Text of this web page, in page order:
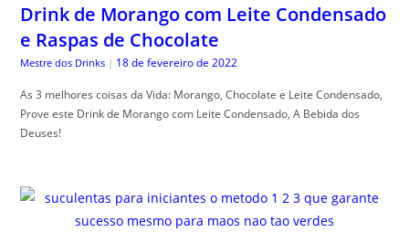
Drink de Morango com Leite Condensado
e Raspas de Chocolate
Mestre dos Drinks | 18 de fevereiro de 2022
As 3 melhores coisas da Vida: Morango, Chocolate e Leite Condensado,
Prove este Drink de Morango com Leite Condensado, A Bebida dos
Deuses!